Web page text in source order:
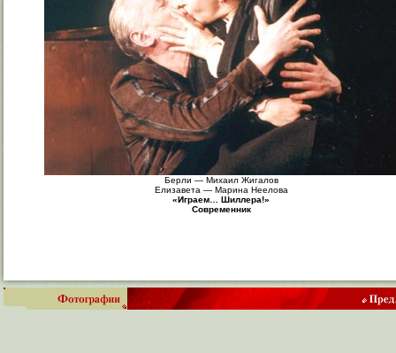
Берли — Михаил Жигалов
Елизавета — Марина Неелова
«Играем… Шиллера!»
Современник